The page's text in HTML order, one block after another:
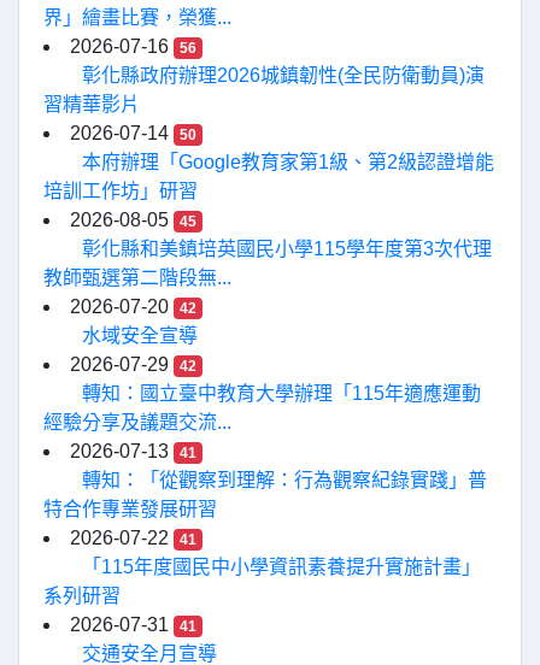
界」繪畫比賽，榮獲...
2026-07-16
56
彰化縣政府辦理2026城鎮韌性(全民防衛動員)演
習精華影片
2026-07-14
50
本府辦理「Google教育家第1級、第2級認證增能
培訓工作坊」研習
2026-08-05
45
彰化縣和美鎮培英國民小學115學年度第3次代理
教師甄選第二階段無...
2026-07-20
42
水域安全宣導
2026-07-29
42
轉知：國立臺中教育大學辦理「115年適應運動
經驗分享及議題交流...
2026-07-13
41
轉知：「從觀察到理解：行為觀察紀錄實踐」普
特合作專業發展研習
2026-07-22
41
「115年度國民中小學資訊素養提升實施計畫」
系列研習
2026-07-31
41
交通安全月宣導